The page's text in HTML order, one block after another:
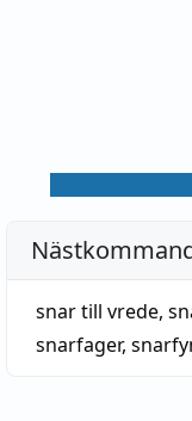
snar till vrede,
snarfager,